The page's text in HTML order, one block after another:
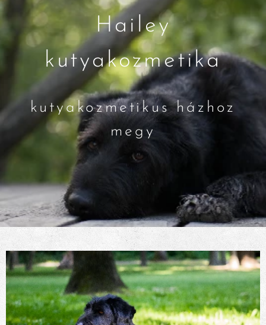
Hailey
kutyakozmetika
kutyakozmetikus házhoz
megy